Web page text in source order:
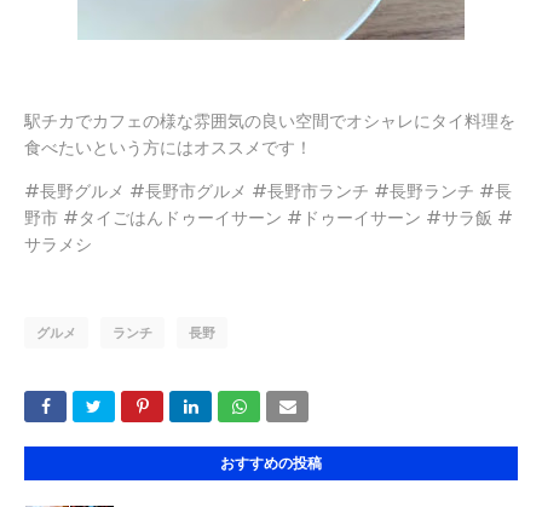
駅チカでカフェの様な雰囲気の良い空間でオシャレにタイ料理を
食べたいという方にはオススメです！
#長野グルメ #長野市グルメ #長野市ランチ #長野ランチ #長
野市 #タイごはんドゥーイサーン #ドゥーイサーン #サラ飯 #
サラメシ
グルメ ランチ 長野
おすすめの投稿